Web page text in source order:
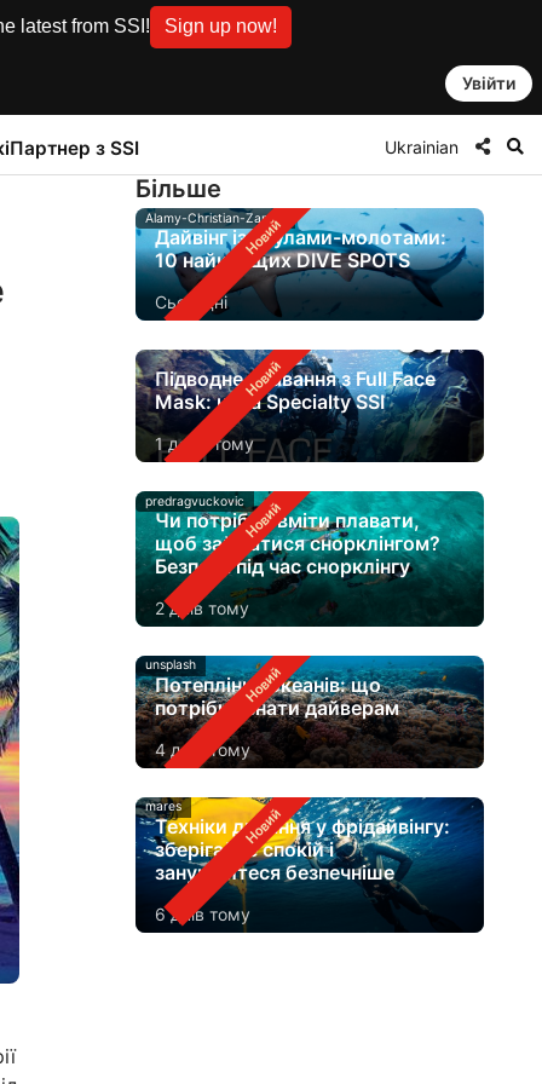
latest from SSI! Sign up now!
Увійти
Партнер з SSI Ukrainian
Бiльше
Alamy-Christian-Zappel
Дайвінг із акулами-молотами:
10 найкращих DIVE SPOTS
Сьогодні
Підводне плавання з Full Face
Mask: нова Specialty SSI
1 день тому
predragvuckovic
Чи потрібно вміти плавати,
щоб займатися снорклінгом?
Безпека під час снорклінгу
2 днів тому
unsplash
Потепління океанів: що
потрібно знати дайверам
4 днів тому
mares
Техніки дихання у фрідайвінгу:
зберігайте спокій і
занурюйтеся безпечніше
6 днів тому